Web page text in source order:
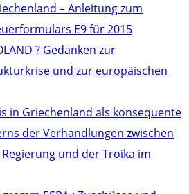
– Anleitung zum
E9 für 2015
? Gedanken zur
und zur europäischen
in Griechenland als konsequente
der Verhandlungen zwischen
und der Troika im